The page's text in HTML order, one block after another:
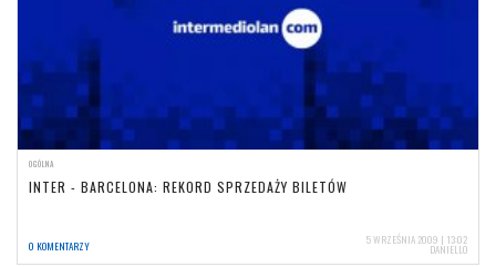
OGÓLNA
INTER - BARCELONA: REKORD SPRZEDAŻY BILETÓW
0 KOMENTARZY 5 WRZEŚNIA 2009 | 13:02
DANIELLO